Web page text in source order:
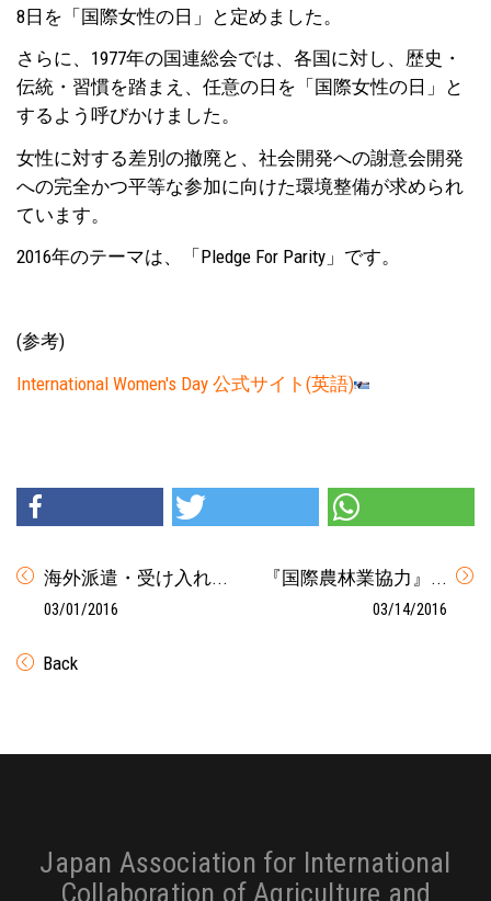
8日を「国際女性の日」と定めました。
さらに、1977年の国連総会では、各国に対し、歴史・
伝統・習慣を踏まえ、任意の日を「国際女性の日」と
するよう呼びかけました。
女性に対する差別の撤廃と、社会開発への謝意会開発
への完全かつ平等な参加に向けた環境整備が求められ
ています。
2016年のテーマは、「Pledge For Parity」です。
(参考)
International Women's Day 公式サイト(英語)
海外派遣・受け入れ...
03/01/2016
『国際農林業協力』...
03/14/2016
Back
Japan Association for International
Collaboration of Agriculture and